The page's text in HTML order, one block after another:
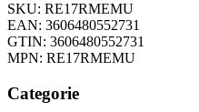
SKU: RE17RMEMU
EAN: 3606480552731
GTIN: 3606480552731
MPN: RE17RMEMU
Categorie